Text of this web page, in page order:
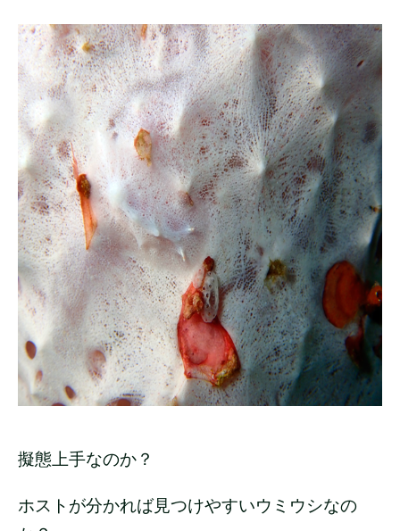
擬態上手なのか？
ホストが分かれば見つけやすいウミウシなの